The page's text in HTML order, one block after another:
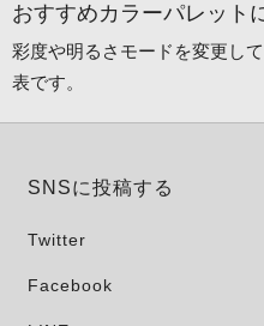
おすすめカラーパレット
彩度や明るさモードを変更し
表です。
SNSに投稿する
Twitter
Facebook